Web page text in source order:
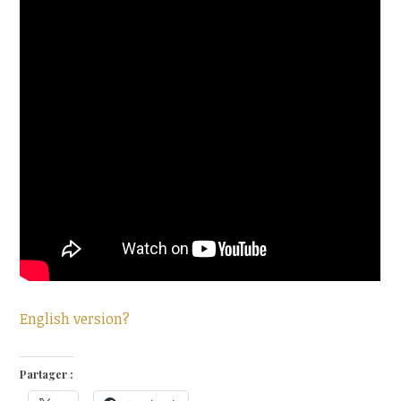
English version?
Partager :